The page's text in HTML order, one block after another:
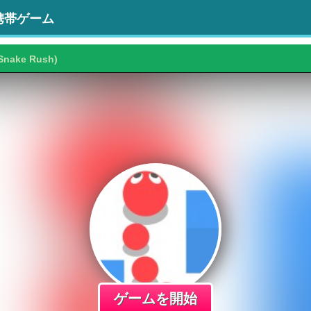
帯ゲーム
Rush)
ゲームを開始